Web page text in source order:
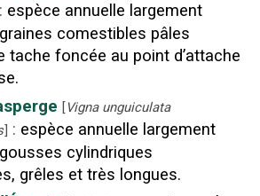
: espèce annuelle largement
comestibles pâles
tache foncée au point d’attache
[Vigna unguiculata
] : espèce annuelle largement
cylindriques
grêles et très longues.